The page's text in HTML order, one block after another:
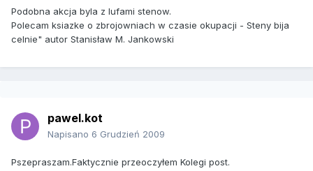
Podobna akcja byla z lufami stenow.
Polecam ksiazke o zbrojowniach w czasie okupacji - Steny bija
celnie" autor Stanisław M. Jankowski
pawel.kot
Napisano 6 Grudzień 2009
Pszepraszam.Faktycznie przeoczyłem Kolegi post.